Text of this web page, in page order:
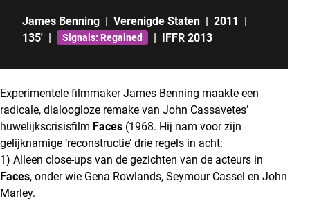
James Benning | Verenigde Staten | 2011 |
135' | Signals: Regained | IFFR 2013
Experimentele filmmaker James Benning maakte een
radicale, dialoogloze remake van John Cassavetes’
huwelijkscrisisfilm Faces (1968. Hij nam voor zijn
gelijknamige ‘reconstructie’ drie regels in acht:
1) Alleen close-ups van de gezichten van de acteurs in
Faces, onder wie Gena Rowlands, Seymour Cassel en John
Marley.